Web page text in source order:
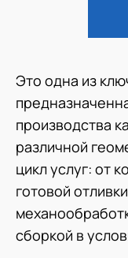
Это одна из
производства
различной
цикл услуг: от
готовой
сборкой в